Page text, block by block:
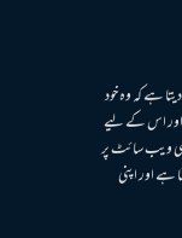
ہے کہ وہ خود
اور اس کے لیے
ویب سائٹ پر
ہے اور اپنی